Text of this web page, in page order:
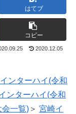
はてブ
コピー
2020.12.05
ンターハイ(令和
ンターハイ(令和
一覧) ＞ 宮崎イ